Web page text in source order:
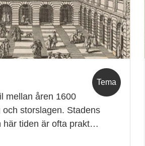
Tema
mellan åren 1600
storslagen. Stadens
här tiden är ofta prakt…